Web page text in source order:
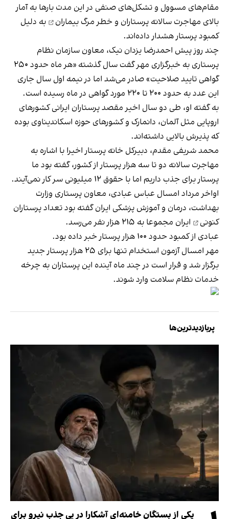
مقام‌های مسوول و تشکل‌های صنفی در این مدت بارها به آمار
بالای مهاجرت سالانه پرستاران و خطر مرگ بیماران
به دلیل
کمبود پرستار هشدار داده‌اند.
چند روز پیش احمدرضا یزدان نیک، معاون سازمان نظام
پرستاری به خبرگزاری مهر گفت سال گذشته «هر ماه حدود ۲۵۰
گواهی تایید صلاحیت» صادر می‌شد اما در نیمه اول سال جاری
این عدد به حدود ۲۰۰ تا ۲۲۰ مورد گواهی در ماه رسیده است.
به گفته او، طی دو سال اخیر مقصد پرستاران ایرانی کشورهای
اروپایی مثل آلمان، دانمارک و کشورهای حوزه اسکاندیناوی بوده
که پذیرش بالایی داشته‌اند.
محمد شریفی مقدم، دبیرکل خانه پرستار اخیرا با اشاره به
مهاجرت سالانه دو تا سه هزار پرستار از کشور، گفته بود ما
پرستار برای جذب داریم اما با حقوق ۱۲ میلیونی سر کار نمی‌آیند.
اواخر مرداد امسال عباس عبادی، معاون پرستاری وزارت
بهداشت، درمان و آموزش پزشکی ایران گفته بودتعداد پرستاران
کنونی
ایران مجموعا به ۲۱۵ هزار نفر می‌رسد.
عبادی از کمبود حدود ۱۰۰ هزار پرستار خبر داده بود.
مهر امسال آزمون استخدام تنها برای ۲۵ هزار پرستار جدید
برگزار شد و قرار است در چند ماه آینده این پرستاران به چرخه
خدمات نظام سلامت وارد شوند.
پربازدیدترین‌ها
یکی از بستگان خامنه‌ای آشکارا در پی جذب نیرو برای